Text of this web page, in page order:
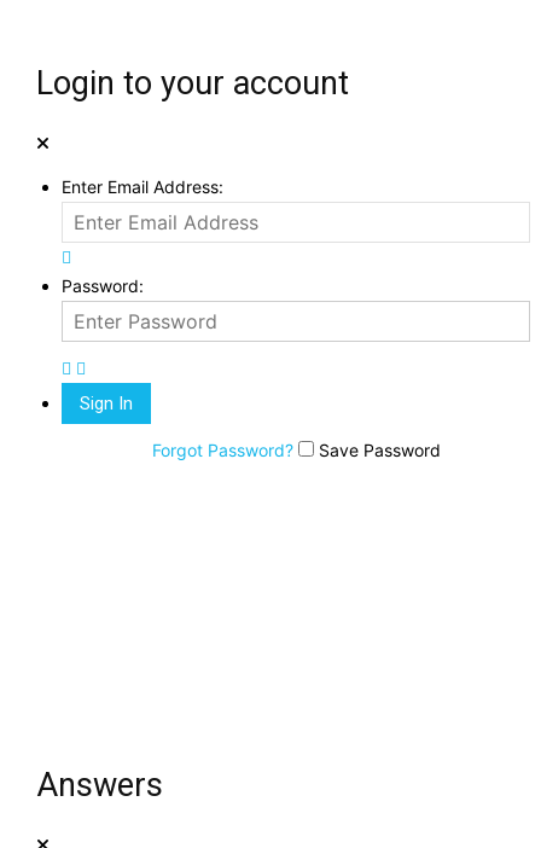
Login to your account
Enter Email Address:
Password:
Forgot Password? Save Password
Answers